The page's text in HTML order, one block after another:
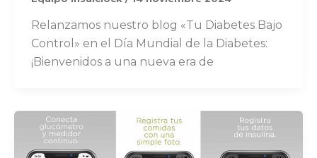
Relanzamos nuestro blog «Tu Diabetes Bajo
Control» en el Día Mundial de la Diabetes:
¡Bienvenidos a una nueva era de